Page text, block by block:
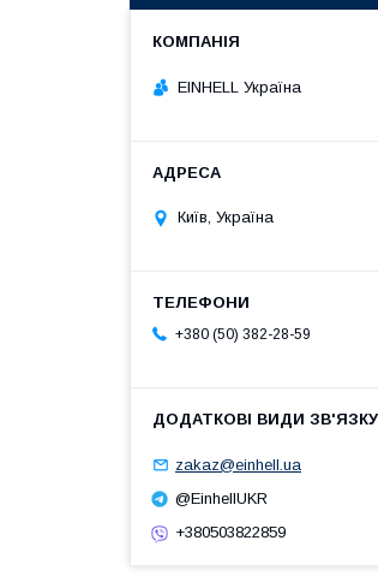
EINHELL Україна
Київ, Україна
+380 (50) 382-28-59
zakaz@einhell.ua
@EinhellUKR
+380503822859